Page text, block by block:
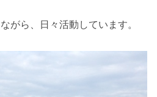
がら、日々活動しています。